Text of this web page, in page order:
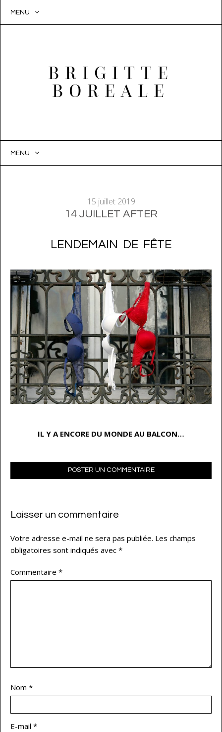
MENU
BRIGITTE
BOREALE
MENU
15 juillet 2019
14 JUILLET AFTER
LENDEMAIN DE FÊTE
IL Y A ENCORE DU MONDE AU BALCON…
POSTER UN COMMENTAIRE
Laisser un commentaire
Votre adresse e-mail ne sera pas publiée. Les champs
obligatoires sont indiqués avec *
Commentaire *
Nom *
E-mail *